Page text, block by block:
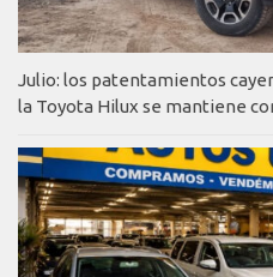
Julio: los patentamientos
la Toyota Hilux se mantiene